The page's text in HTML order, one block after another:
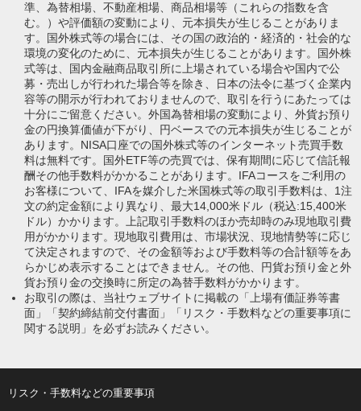
準、為替相場、不動産相場、商品相場等（これらの指数を含
む。）や評価額の変動により、元本損失が生じることがありま
す。国外株式等の場合には、その国の政治的・経済的・社会的な
環境の変化のために、元本損失が生じることがあります。国外株
式等は、国内金融商品取引所に上場されている場合や国内で公
募・売出しが行われた場合等を除き、日本の法令に基づく企業内
容等の開示が行われておりませんので、取引を行うにあたっては
十分にご留意ください。外国為替相場の変動により、外貨お預り
金の円換算価値が下がり、円ベースでの元本損失が生じることが
あります。NISA口座での国外株式等のインターネット売買手数
料は無料です。国外ETF等の売買では、保有期間に応じて信託報
酬その他手数料がかかることがあります。IFAコースをご利用の
お客様について、IFAを媒介した米国株式等の取引手数料は、1注
文の約定金額により異なり、最大14,000米ドル（税込:15,400米
ドル）かかります。上記取引手数料のほか売却時のみ現地取引費
用がかかります。現地取引費用は、市場状況、現地情勢等に応じ
て決定されますので、その金額等および手数料等の合計額等をあ
らかじめ表示することはできません。その他、円貨お預り金と外
貨お預り金の交換時に所定の為替手数料がかかります。
お取引の際は、当社ウェブサイトに掲載の「上場有価証券等書
面」「契約締結前交付書面」「リスク・手数料などの重要事項に
関する説明」を必ずお読みください。
リスク・手数料などの重要事項